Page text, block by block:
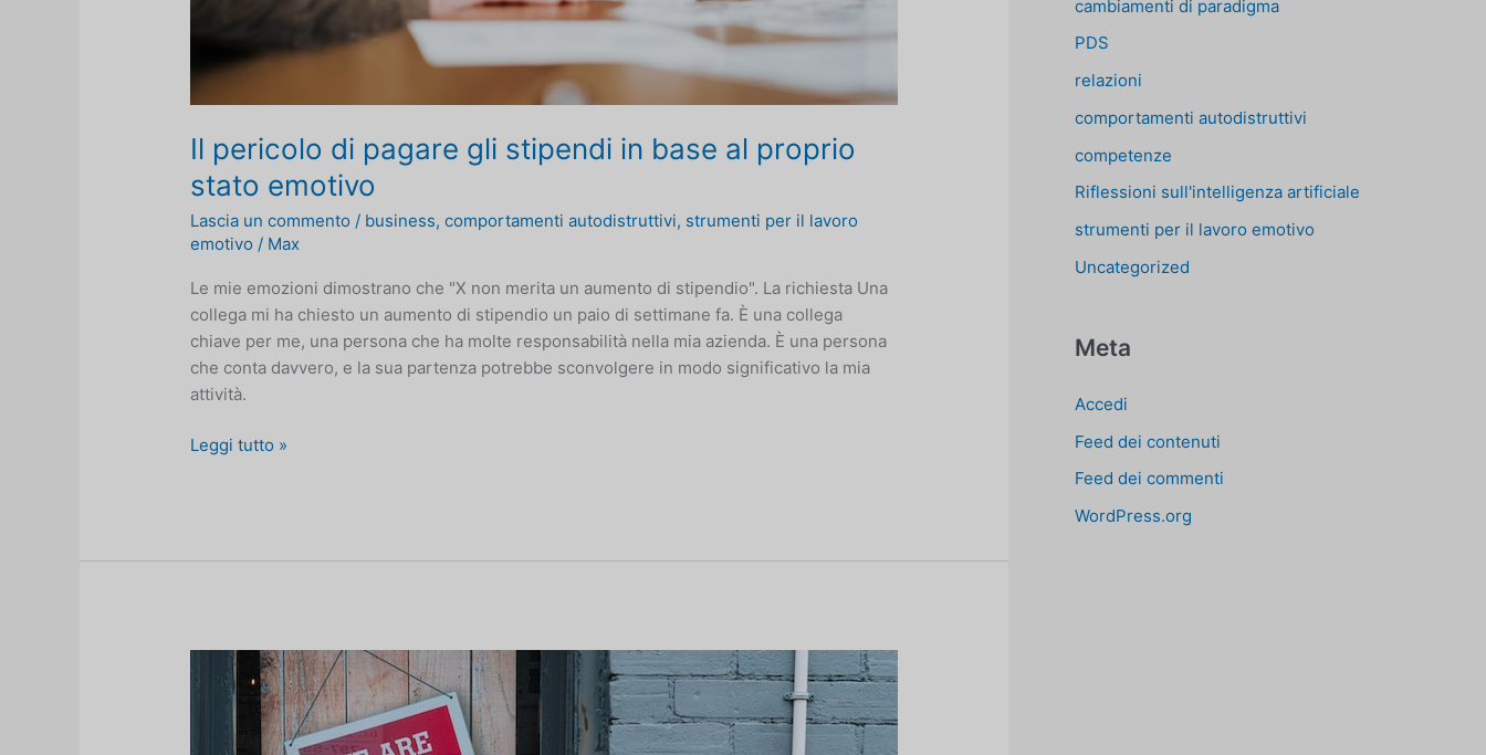
Il pericolo di pagare gli stipendi in base al proprio
stato emotivo
Lascia un commento / business,comportamenti autodistruttivi, strumenti per il lavoro
emotivo / Max
Le mie emozioni dimostrano che "X non merita un aumento di stipendio". La richiesta Una
collega mi ha chiesto un aumento di stipendio un paio di settimane fa. È una collega
chiave per me, una persona che ha molte responsabilità nella mia azienda. È una persona
che conta davvero, e la sua partenza potrebbe sconvolgere in modo significativo la mia
attività.
Il
al
proprio
stato
emotivo
Leggi tutto »
cambiamenti di paradigma
PDS
relazioni
comportamenti autodistruttivi
competenze
Riflessioni sull'intelligenza artificiale
strumenti per il lavoro emotivo
Uncategorized
Meta
Accedi
Feed dei contenuti
Feed dei commenti
WordPress.org